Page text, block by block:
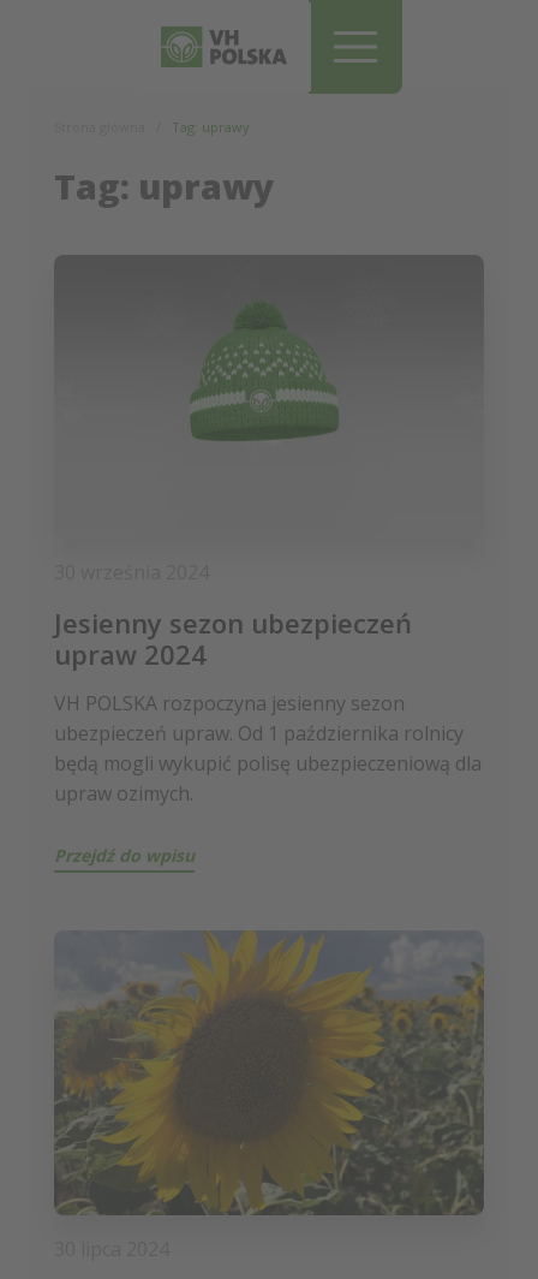
Tag: uprawy
Tag: uprawy
Jesienny sezon ubezpieczeń
upraw 2024
VH POLSKA rozpoczyna jesienny sezon
ubezpieczeń upraw. Od 1 października rolnicy
będą mogli wykupić polisę ubezpieczeniową dla
upraw ozimych.
Przejdź do wpisu